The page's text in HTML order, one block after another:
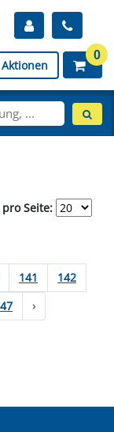
Aktionen
0
Seite:
141
142
›